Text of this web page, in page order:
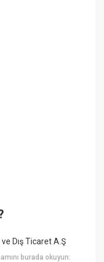
Dış Ticaret A.Ş
burada okuyun: